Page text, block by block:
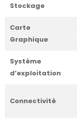
Stockage
Carte
Graphique
Système
d’exploitation
Connectivité